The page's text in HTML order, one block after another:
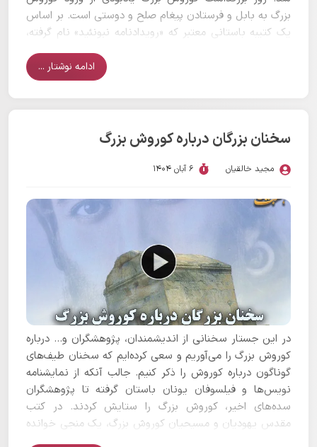
بزرگ به بابل و فرستادن پیغام صلح و دوستی است. بر اساس
یک کتیبه باستانی معتبر که «رویدادنامه نبونئید» نام گرفته،
در روز سوم ماه اَرَخسمنو بابلی، کوروش بزرگ پس از ورود به
ادامه نوشتار ...
سخنان بزرگان درباره کوروش بزرگ
مجید خالقیان 6 آبان 1404
در این جستار سخنانی از اندیشمندان، پژوهشگران و... درباره
کوروش بزرگ را می‌آوریم و سعی کرده‌ایم که سخنان طیف‌های
گوناگون درباره کوروش را ذکر کنیم. جالب آنکه از نمایشنامه
نویس‌ها و فیلسوفان یونان باستان گرفته تا پژوهشگران
سده‌های اخیر، کوروش بزرگ را ستایش کردند. در کتب
مقدس یهودیان و مسیحیان کوروش بزرگ، یک منجی خوانده
شده است و مورخان و فقیهان مسلمان از این پادشاه باستانی